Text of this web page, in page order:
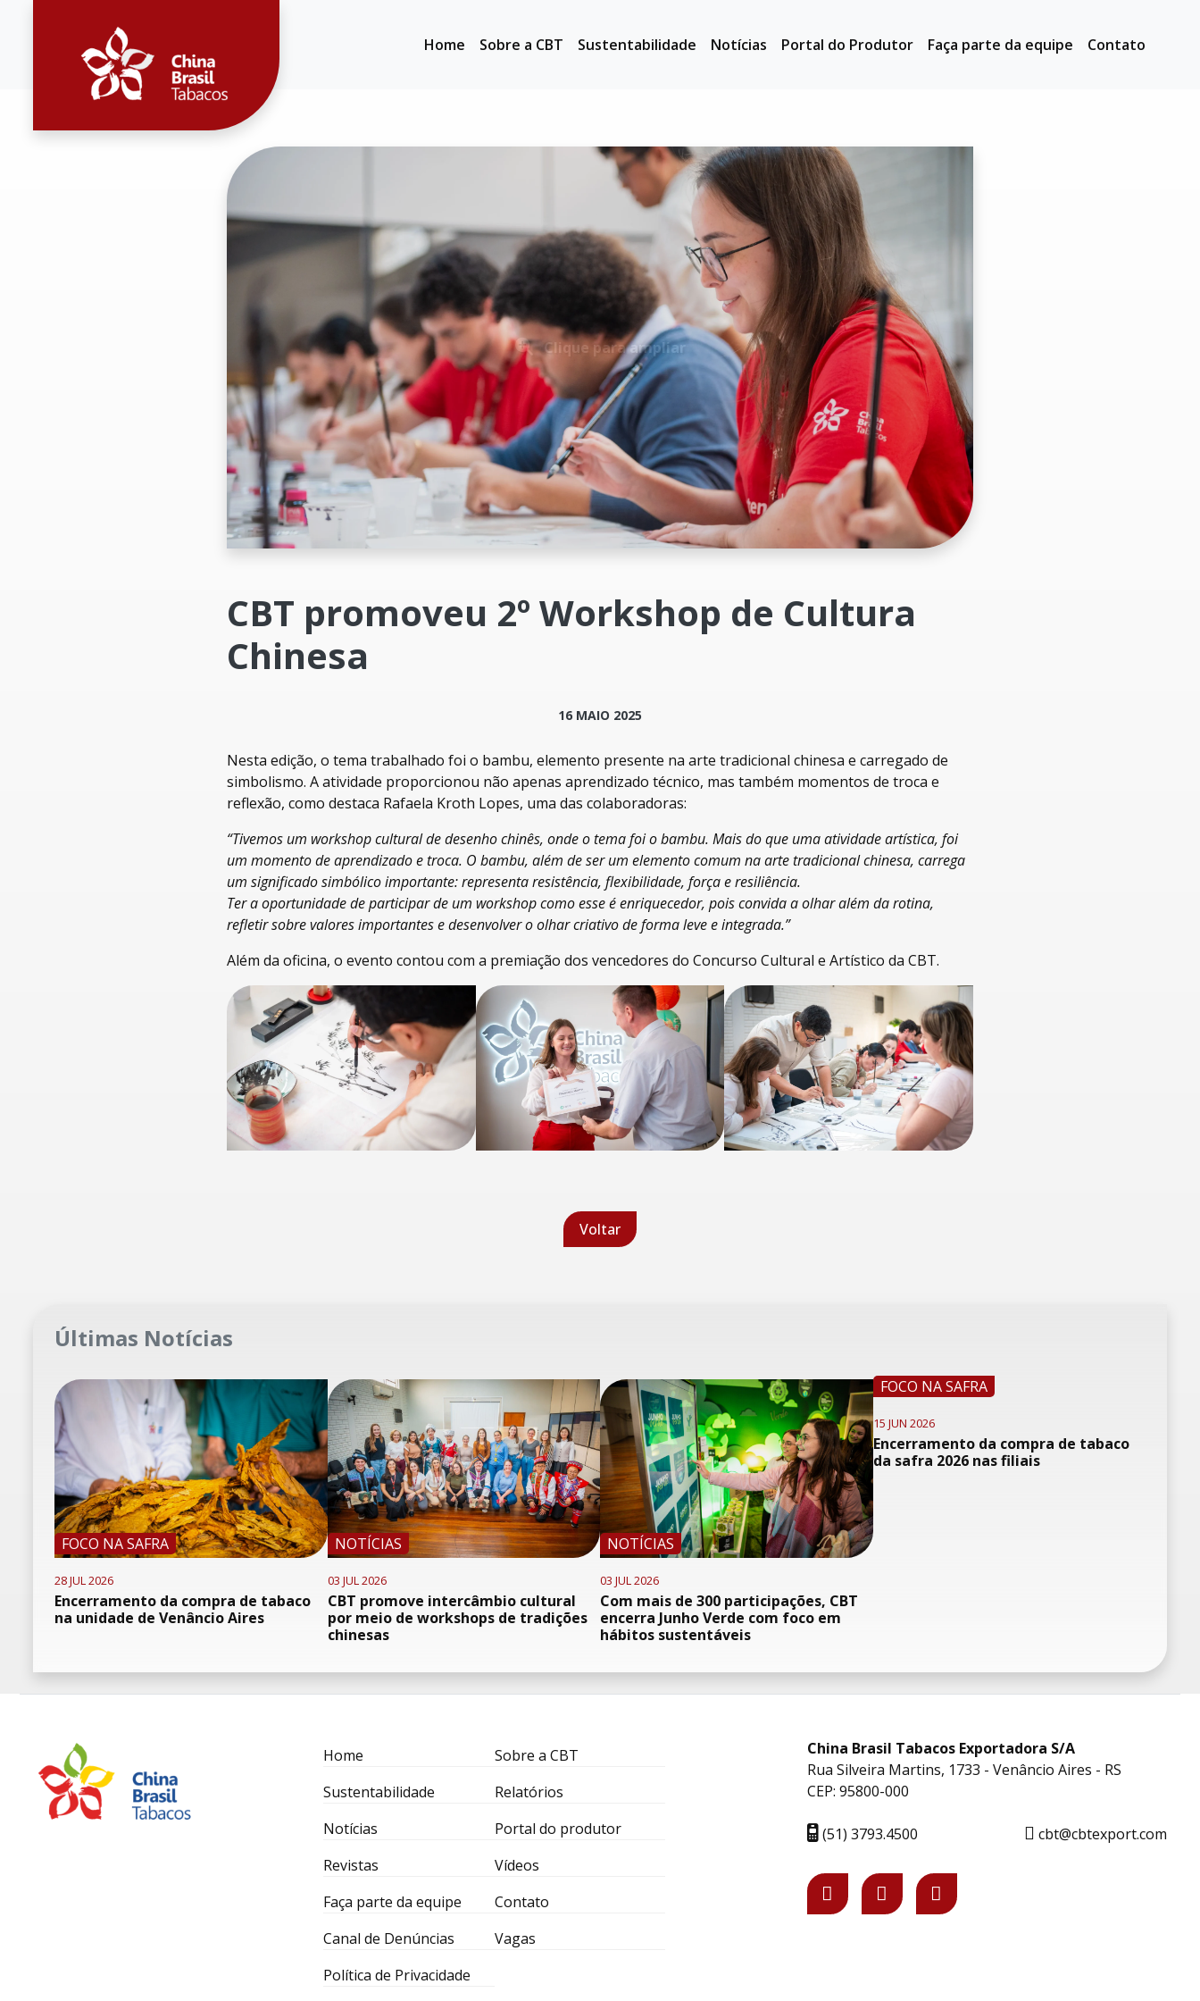
Home Sobre a CBT Sustentabilidade Notícias Portal do Produtor Faça parte da equipe Contato
Clique para ampliar
CBT promoveu 2º Workshop de Cultura
Chinesa
16 MAIO 2025
Nesta edição, o tema trabalhado foi o bambu, elemento presente na arte tradicional chinesa e carregado de
simbolismo. A atividade proporcionou não apenas aprendizado técnico, mas também momentos de troca e
reflexão, como destaca Rafaela Kroth Lopes, uma das colaboradoras:
“Tivemos um workshop cultural de desenho chinês, onde o tema foi o bambu. Mais do que uma atividade artística, foi
um momento de aprendizado e troca. O bambu, além de ser um elemento comum na arte tradicional chinesa, carrega
um significado simbólico importante: representa resistência, flexibilidade, força e resiliência.
Ter a oportunidade de participar de um workshop como esse é enriquecedor, pois convida a olhar além da rotina,
refletir sobre valores importantes e desenvolver o olhar criativo de forma leve e integrada.”
Além da oficina, o evento contou com a premiação dos vencedores do Concurso Cultural e Artístico da CBT.
Voltar
Últimas Notícias
FOCO NA SAFRA
28 JUL 2026
Encerramento da compra de tabaco
na unidade de Venâncio Aires
NOTÍCIAS
03 JUL 2026
CBT promove intercâmbio cultural
por meio de workshops de tradições
chinesas
NOTÍCIAS
03 JUL 2026
Com mais de 300 participações, CBT
encerra Junho Verde com foco em
hábitos sustentáveis
FOCO NA SAFRA
15 JUN 2026
Encerramento da compra de tabaco
da safra 2026 nas filiais
Home
Sobre a CBT
Sustentabilidade
Relatórios
Notícias
Portal do produtor
Revistas
Vídeos
Faça parte da equipe
Contato
Canal de Denúncias
Vagas
Política de Privacidade
China Brasil Tabacos Exportadora S/A
Rua Silveira Martins, 1733 - Venâncio Aires - RS
CEP: 95800-000
(51) 3793.4500 cbt@cbtexport.com